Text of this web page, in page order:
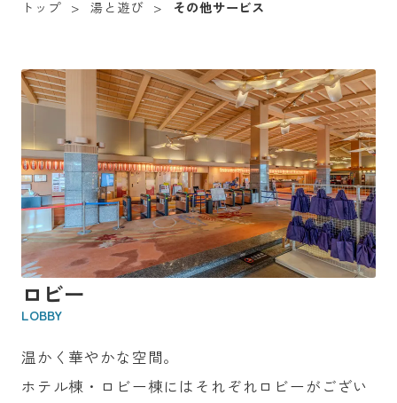
トップ 湯と遊び その他サービス
ロビー
LOBBY
温かく華やかな空間。
ホテル棟・ロビー棟にはそれぞれロビーがござい